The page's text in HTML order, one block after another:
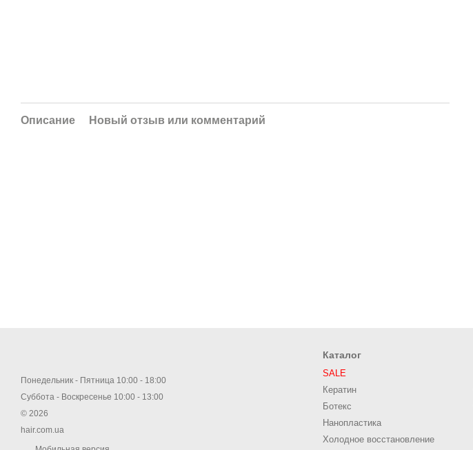
Описание Новый отзыв или комментарий
Понедельник - Пятница 10:00 - 18:00
Суббота - Воскресенье 10:00 - 13:00
© 2026
hair.com.ua
Каталог
SALE
Кератин
Ботекс
Нанопластика
Холодное восстановление